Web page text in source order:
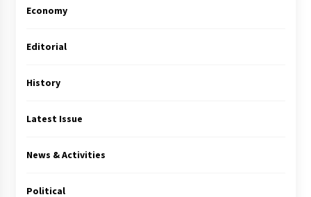
Economy
Editorial
History
Latest Issue
News & Activities
Political